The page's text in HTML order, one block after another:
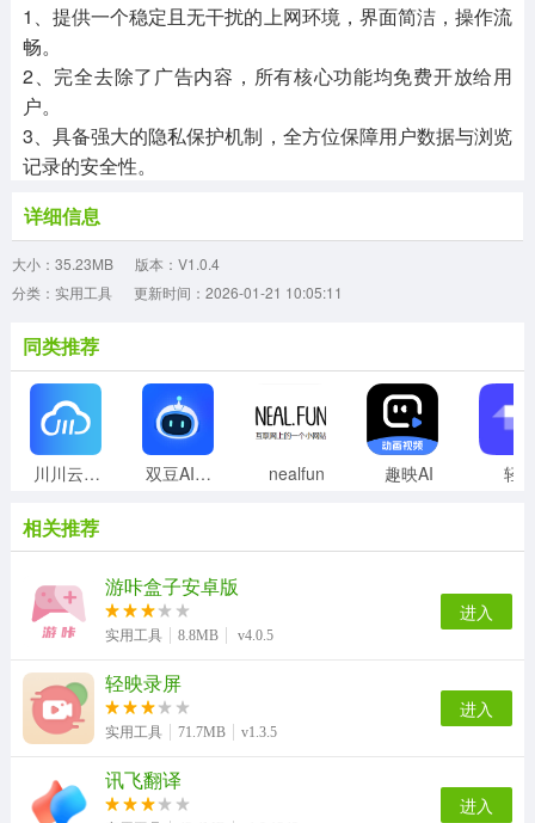
1、提供一个稳定且无干扰的上网环境，界面简洁，操作流
畅。
2、完全去除了广告内容，所有核心功能均免费开放给用
户。
3、具备强大的隐私保护机制，全方位保障用户数据与浏览
记录的安全性。
详细信息
大小：35.23MB
版本：V1.0.4
分类：实用工具
更新时间：2026-01-21 10:05:11
同类推荐
川川云手机正版 双豆AI助手 nealfun 趣映AI 轻
相关推荐
游咔盒子安卓版
实用工具 8.8MB v4.0.5
进入
轻映录屏
实用工具 71.7MB v1.3.5
进入
讯飞翻译
进入